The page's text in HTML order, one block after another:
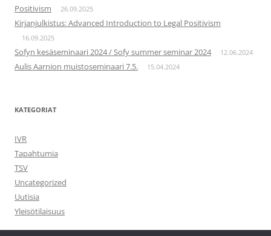
Positivism
26.09.2025
Kirjanjulkistus: Advanced Introduction to Legal Positivism
16.09.2025
Sofyn kesäseminaari 2024 / Sofy summer seminar 2024 12.06.2024
Aulis Aarnion muistoseminaari 7.5. 15.04.2024
KATEGORIAT
IVR
Tapahtumia
TSV
Uncategorized
Uutisia
Yleisötilaisuus